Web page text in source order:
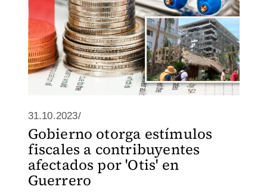
31.10.2023/
Gobierno otorga estímulos
fiscales a contribuyentes
afectados por 'Otis' en
Guerrero